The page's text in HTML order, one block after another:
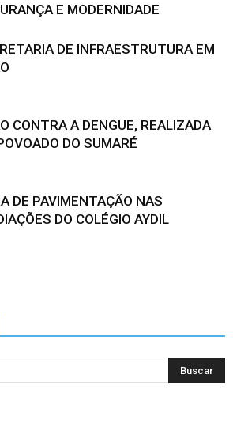
E MODERNIDADE
DE INFRAESTRUTURA EM
CONTRA A DENGUE, REALIZADA
DO SUMARÉ
DE PAVIMENTAÇÃO NAS
DO COLÉGIO AYDIL